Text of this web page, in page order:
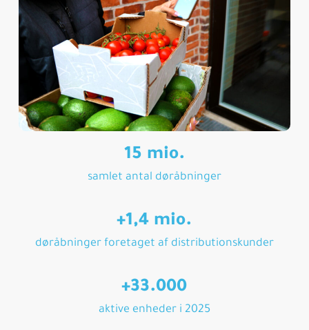
15 mio.
samlet antal døråbninger
+1,4 mio.
døråbninger foretaget af distributionskunder
+33.000
aktive enheder i 2025